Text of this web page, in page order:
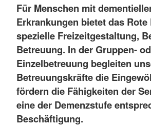
Für Menschen mit
Erkrankungen bietet das Rote
spezielle Freizeitgestaltung,
Betreuung. In der Gruppen-
Einzelbetreuung begleiten
Betreuungskräfte die
fördern die Fähigkeiten der
eine der Demenzstufe
Beschäftigung.